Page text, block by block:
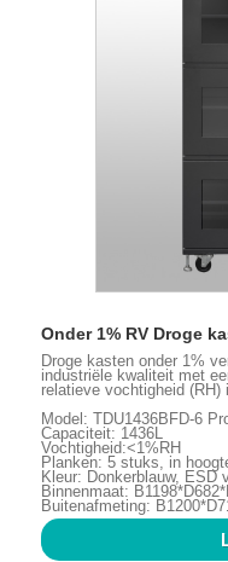
Onder 1% RV Droge
Droge kasten onder 1%
industriële kwaliteit met
relatieve vochtigheid
Model: TDU1436BFD-6
Capaciteit: 1436L
Vochtigheid:<1%RH
Planken: 5 stuks, in
Kleur: Donkerblauw, ESD
Binnenmaat:
Buitenafmeting: